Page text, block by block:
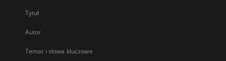
Tytuł
Autor
Temat i słowa kluczowe